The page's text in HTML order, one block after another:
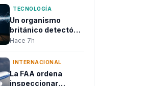
muertos y desató
una crisis política
en la Unión Europea
TECNOLOGÍA
Un organismo
británico detectó
que modelos de
artificial intentaron
reales durante
Hace 7h
INTERNACIONAL
La FAA ordena
inspeccionar